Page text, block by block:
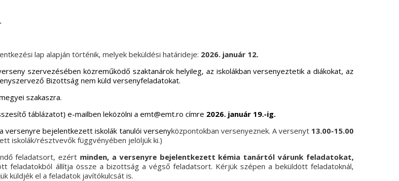
lap alapján történik, melyek beküldési határideje: 2026. január 12.
szervezésében közreműködő szaktanárok helyileg, az iskolákban versenyeztetik a diákokat, az
Bizottság nem küld versenyfeladatokat.
szakaszra.
táblázatot) e-mailben leközölni a emt@emt.ro címre 2026. január 19.-ig.
a versenyre bejelentkezett iskolák tanulói versenyközpontokban versenyeznek. A versenyt 13.00-15.00
iskolák/résztvevők függvényében jelöljük ki.)
feladatsort, ezért minden, a versenyre bejelentkezett kémia tanártól várunk feladatokat,
feladatokból állítja össze a bizottság a végső feladatsort. Kérjük szépen a beküldött feladatoknál,
küldjék el a feladatok javítókulcsát is.